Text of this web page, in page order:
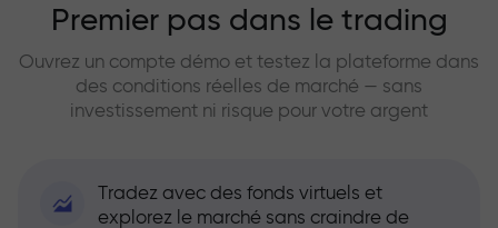
Premier pas dans le trading
Ouvrez un compte démo et testez la plateforme dans
des conditions réelles de marché — sans
investissement ni risque pour votre argent
Tradez avec des fonds virtuels et
explorez le marché sans craindre de